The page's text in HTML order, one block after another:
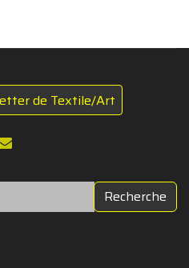
de Textile/Art
Recherche